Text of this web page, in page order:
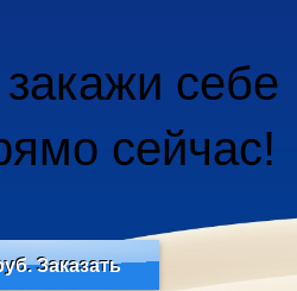
себе
сейчас!
Заказать